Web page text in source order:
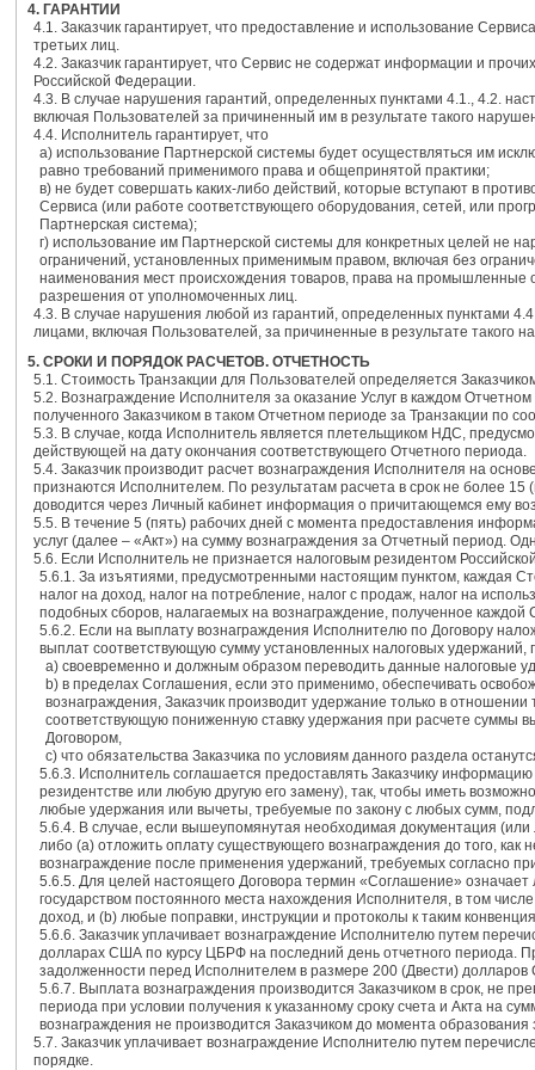
4. ГАРАНТИИ
4.1. Заказчик гарантирует, что предоставление и использование
третьих лиц.
4.2. Заказчик гарантирует, что Сервис не содержат информации и
Российской Федерации.
4.3. В случае нарушения гарантий, определенных пунктами 4.1., 4.2.
включая Пользователей за причиненный им в результате такого
4.4. Исполнитель гарантирует, что
a) использование Партнерской системы будет осуществляться им
равно требований применимого права и общепринятой практики;
в) не будет совершать каких-либо действий, которые вступают в
Сервиса (или работе соответствующего оборудования, сетей, или
Партнерская система);
г) использование им Партнерской системы для конкретных целей не
ограничений, установленных применимым правом, включая без
наименования мест происхождения товаров, права на
разрешения от уполномоченных лиц.
4.3. В случае нарушения любой из гарантий, определенных пунктами
лицами, включая Пользователей, за причиненные в результате такого
5. СРОКИ И ПОРЯДОК РАСЧЕТОВ. ОТЧЕТНОСТЬ
5.1. Стоимость Транзакции для Пользователей определяется
5.2. Вознаграждение Исполнителя за оказание Услуг в каждом
полученного Заказчиком в таком Отчетном периоде за Транзакции по
5.3. В случае, когда Исполнитель является плетельщиком НДС,
действующей на дату окончания соответствующего Отчетного периода.
5.4. Заказчик производит расчет вознаграждения Исполнителя на
признаются Исполнителем. По результатам расчета в срок не более
доводится через Личный кабинет информация о причитающемся ему
5.5. В течение 5 (пять) рабочих дней с момента предоставления
услуг (далее – «Акт») на сумму вознаграждения за Отчетный период.
5.6. Если Исполнитель не признается налоговым резидентом
5.6.1. За изъятиями, предусмотренными настоящим пунктом, каждая
налог на доход, налог на потребление, налог с продаж, налог на
подобных сборов, налагаемых на вознаграждение, полученное каждой
5.6.2. Если на выплату вознаграждения Исполнителю по Договору
выплат соответствующую сумму установленных налоговых удержаний,
а) своевременно и должным образом переводить данные налоговые
b) в пределах Соглашения, если это применимо, обеспечивать
вознаграждения, Заказчик производит удержание только в
соответствующую пониженную ставку удержания при расчете суммы
Договором,
c) что обязательства Заказчика по условиям данного раздела
5.6.3. Исполнитель соглашается предоставлять Заказчику
резидентстве или любую другую его замену), так, чтобы иметь
любые удержания или вычеты, требуемые по закону с любых сумм,
5.6.4. В случае, если вышеупомянутая необходимая документация
либо (а) отложить оплату существующего вознаграждения до того,
вознаграждение после применения удержаний, требуемых согласно
5.6.5. Для целей настоящего Договора термин «Соглашение»
государством постоянного места нахождения Исполнителя, в том
доход, и (b) любые поправки, инструкции и протоколы к таким
5.6.6. Заказчик уплачивает вознаграждение Исполнителю путем
долларах США по курсу ЦБРФ на последний день отчетного периода.
задолженности перед Исполнителем в размере 200 (Двести)
5.6.7. Выплата вознаграждения производится Заказчиком в срок, не
периода при условии получения к указанному сроку счета и Акта на
вознаграждения не производится Заказчиком до момента
5.7. Заказчик уплачивает вознаграждение Исполнителю путем
порядке.